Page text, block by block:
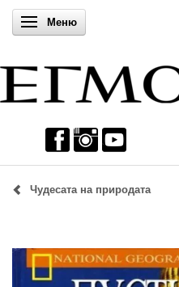
Включи навигацията
Меню
Чудесата на природата